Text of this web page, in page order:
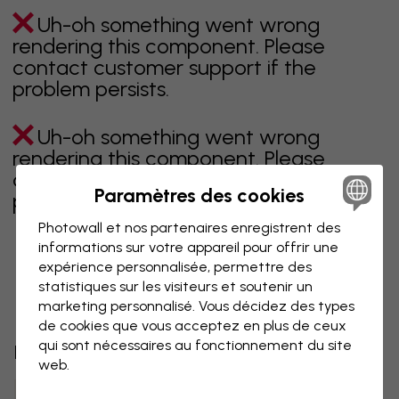
Uh-oh something went wrong
rendering this component. Please
contact customer support if the
problem persists.
Uh-oh something went wrong
rendering this component. Please
contact customer support if the
problem persists.
Page 1 sur 1 pages
Découvrez plus de catégories
Paramètres des cookies
Photowall et nos partenaires enregistrent des
informations sur votre appareil pour offrir une
expérience personnalisée, permettre des
statistiques sur les visiteurs et soutenir un
marketing personnalisé. Vous décidez des types
de cookies que vous acceptez en plus de ceux
qui sont nécessaires au fonctionnement du site
web.